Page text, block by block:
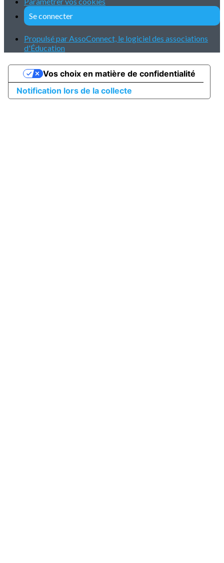
Se connecter
Propulsé par AssoConnect, le logiciel des associations
d'Éducation
Notification lors de la collecte
Vos choix en matière de confidentialité